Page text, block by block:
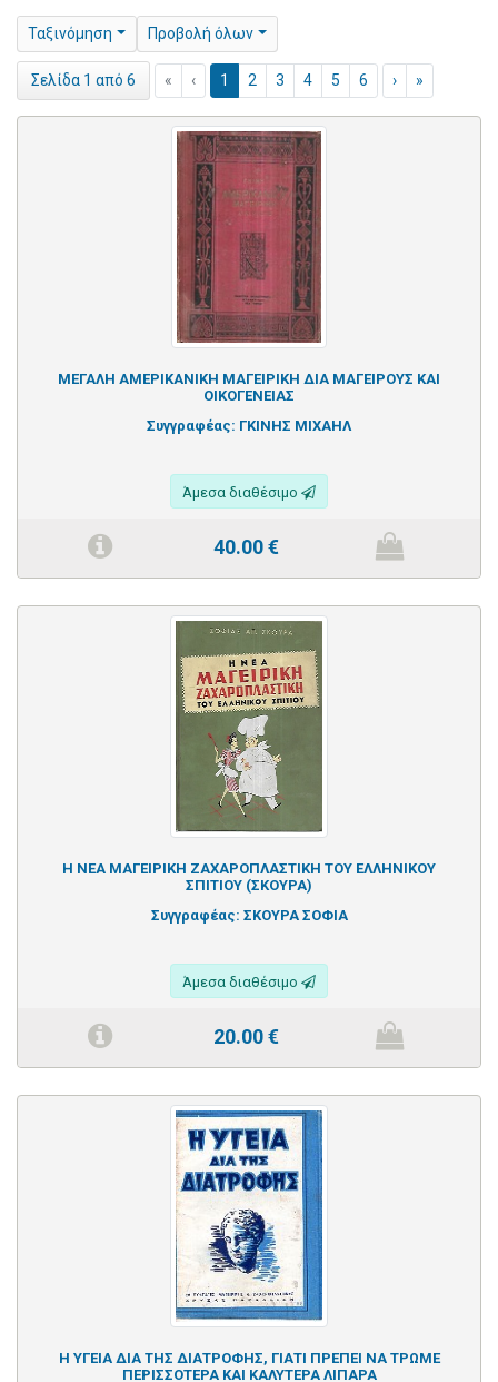
Ταξινόμηση Προβολή όλων
Σελίδα 1 από 6 « ‹ 1 2 3 4 5 6 › »
ΜΕΓΑΛΗ ΑΜΕΡΙΚΑΝΙΚΗ ΜΑΓΕΙΡΙΚΗ ΔΙΑ ΜΑΓΕΙΡΟΥΣ ΚΑΙ
ΟΙΚΟΓΕΝΕΙΑΣ
Συγγραφέας: ΓΚΙΝΗΣ ΜΙΧΑΗΛ
Άμεσα διαθέσιμο
40.00€
Η ΝΕΑ ΜΑΓΕΙΡΙΚΗ ΖΑΧΑΡΟΠΛΑΣΤΙΚΗ ΤΟΥ ΕΛΛΗΝΙΚΟΥ
ΣΠΙΤΙΟΥ (ΣΚΟΥΡΑ)
Συγγραφέας: ΣΚΟΥΡΑ ΣΟΦΙΑ
Άμεσα διαθέσιμο
20.00€
Η ΥΓΕΙΑ ΔΙΑ ΤΗΣ ΔΙΑΤΡΟΦΗΣ, ΓΙΑΤΙ ΠΡΕΠΕΙ ΝΑ ΤΡΩΜΕ
ΠΕΡΙΣΣΟΤΕΡΑ ΚΑΙ ΚΑΛΥΤΕΡΑ ΛΙΠΑΡΑ